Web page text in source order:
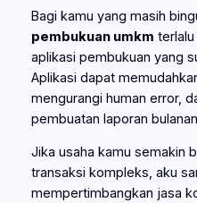
Bagi kamu yang masih
pembukuan umkm
aplikasi pembukuan yang
Aplikasi dapat
mengurangi human error,
pembuatan laporan
Jika usaha kamu semakin
transaksi kompleks, aku
mempertimbangkan jasa